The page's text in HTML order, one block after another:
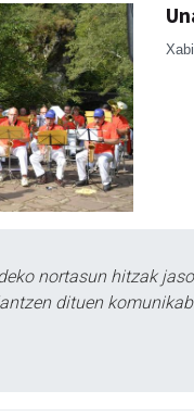
nortasun hitzak
dituen